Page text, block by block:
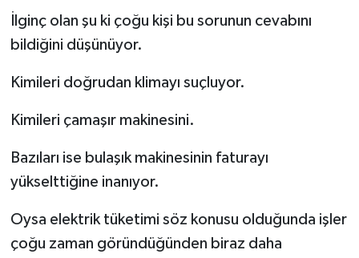
İlginç olan şu ki çoğu kişi bu sorunun cevabını
bildiğini düşünüyor.
Kimileri doğrudan klimayı suçluyor.
Kimileri çamaşır makinesini.
Bazıları ise bulaşık makinesinin faturayı
yükselttiğine inanıyor.
Oysa elektrik tüketimi söz konusu olduğunda işler
çoğu zaman göründüğünden biraz daha